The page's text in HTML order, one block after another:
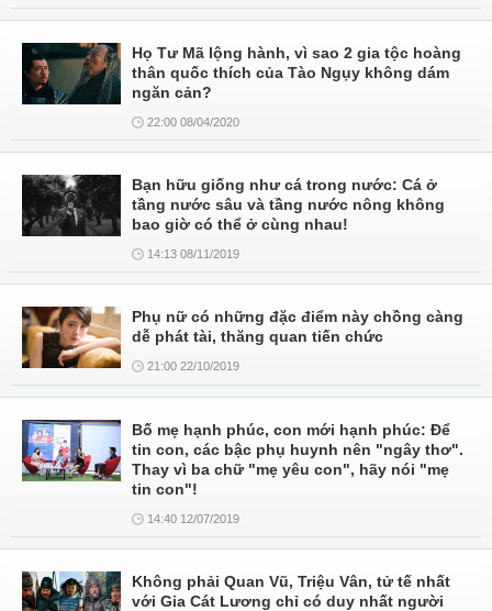
Họ Tư Mã lộng hành, vì sao 2 gia tộc hoàng
thân quốc thích của Tào Ngụy không dám
ngăn cản?
22:00 08/04/2020
Bạn hữu giống như cá trong nước: Cá ở
tầng nước sâu và tầng nước nông không
bao giờ có thể ở cùng nhau!
14:13 08/11/2019
Phụ nữ có những đặc điểm này chồng càng
dễ phát tài, thăng quan tiến chức
21:00 22/10/2019
Bố mẹ hạnh phúc, con mới hạnh phúc: Để
tin con, các bậc phụ huynh nên "ngây thơ".
Thay vì ba chữ "mẹ yêu con", hãy nói "mẹ
tin con"!
14:40 12/07/2019
Không phải Quan Vũ, Triệu Vân, tử tế nhất
với Gia Cát Lương chỉ có duy nhất người